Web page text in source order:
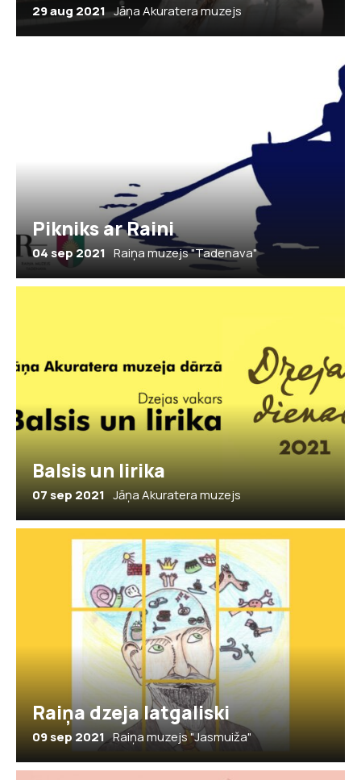
29 aug 2021 Jāņa Akuratera muzejs
Pikniks ar Raini
04 sep 2021 Raiņa muzejs "Tadenava"
Balsis un lirika
07 sep 2021 Jāņa Akuratera muzejs
Raiņa dzeja latgaliski
09 sep 2021 Raiņa muzejs "Jasmuiža"